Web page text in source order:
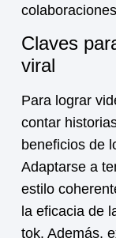
Claves
viral
Para lograr
contar
beneficios de
Adaptarse a
estilo
la eficacia de
tok. Además,